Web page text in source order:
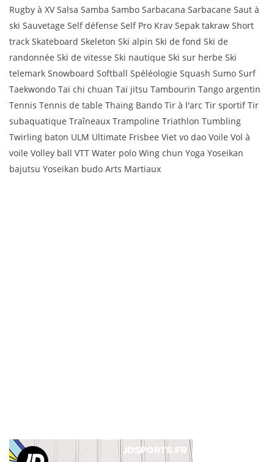
Rugby à XV Salsa Samba Sambo Sarbacana Sarbacane Saut à
ski Sauvetage Self défense Self Pro Krav Sepak takraw Short
track Skateboard Skeleton Ski alpin Ski de fond Ski de
randonnée Ski de vitesse Ski nautique Ski sur herbe Ski
telemark Snowboard Softball Spéléologie Squash Sumo Surf
Taekwondo Taï chi chuan Taï jitsu Tambourin Tango argentin
Tennis Tennis de table Thaing Bando Tir à l'arc Tir sportif Tir
subaquatique Traîneaux Trampoline Triathlon Tumbling
Twirling baton ULM Ultimate Frisbee Viet vo dao Voile Vol à
voile Volley ball VTT Water polo Wing chun Yoga Yoseikan
bajutsu Yoseikan budo Arts Martiaux